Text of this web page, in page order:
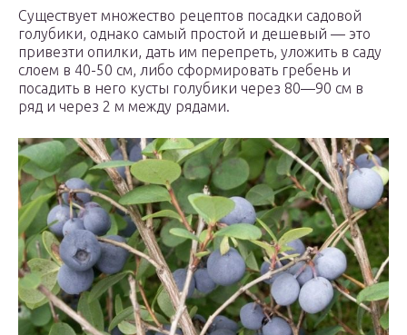
Существует множество рецептов посадки садовой
голубики, однако самый простой и дешевый — это
привезти опилки, дать им перепреть, уложить в саду
слоем в 40-50 см, либо сформировать гребень и
посадить в него кусты голубики через 80—90 см в
ряд и через 2 м между рядами.